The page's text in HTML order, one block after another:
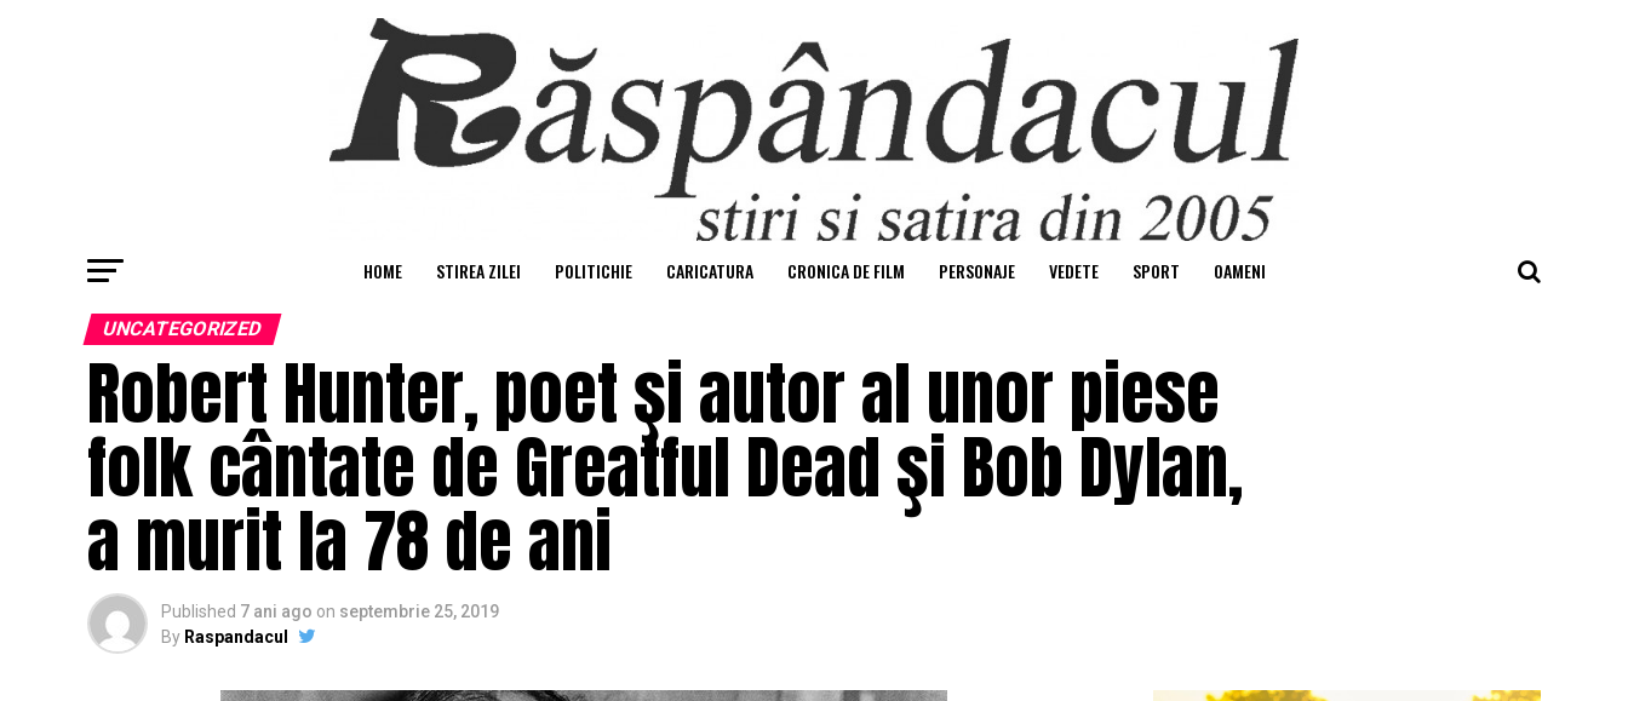
HOME STIREA ZILEI POLITICHIE CARICATURA CRONICA DE FILM PERSONAJE VEDETE SPORT OAMENI
UNCATEGORIZED
Robert Hunter, poet şi autor al unor piese
folk cântate de Greatful Dead şi Bob Dylan,
a murit la 78 de ani
Published 7 ani ago on septembrie 25, 2019
By Raspandacul